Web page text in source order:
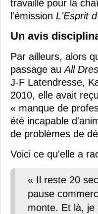
travaillé pour la
l'émission L'Esprit
Un avis
Par ailleurs, alors
passage auAll
J-F Latendresse,
2010, elle avait
« manque de
été incapable
de problèmes de
Voici ce qu'elle a
« Il reste 20
pause
monte. Et là, je